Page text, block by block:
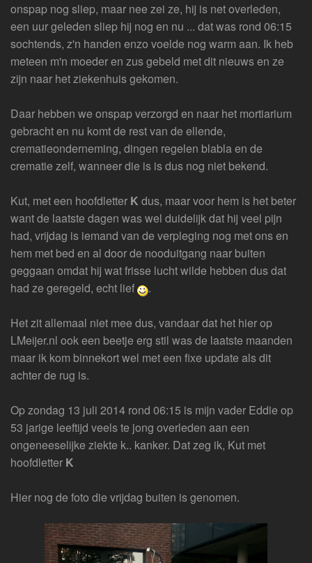
onspap nog sliep, maar nee zei ze, hij is net overleden,
een uur geleden sliep hij nog en nu ... dat was rond 06:15
sochtends, z'n handen enzo voelde nog warm aan. Ik heb
meteen m'n moeder en zus gebeld met dit nieuws en ze
zijn naar het ziekenhuis gekomen.
Daar hebben we onspap verzorgd en naar het mortiarium
gebracht en nu komt de rest van de ellende,
crematieonderneming, dingen regelen blabla en de
crematie zelf, wanneer die is is dus nog niet bekend.
Kut, met een hoofdletter K dus, maar voor hem is het beter
want de laatste dagen was wel duidelijk dat hij veel pijn
had, vrijdag is iemand van de verpleging nog met ons en
hem met bed en al door de nooduitgang naar buiten
geggaan omdat hij wat frisse lucht wilde hebben dus dat
had ze geregeld, echt lief
.
Het zit allemaal niet mee dus, vandaar dat het hier op
LMeijer.nl ook een beetje erg stil was de laatste maanden
maar ik kom binnekort wel met een fixe update als dit
achter de rug is.
Op zondag 13 juli 2014 rond 06:15 is mijn vader Eddie op
53 jarige leeftijd veels te jong overleden aan een
ongeneeselijke ziekte k.. kanker. Dat zeg ik, Kut met
hoofdletter K
Hier nog de foto die vrijdag buiten is genomen.